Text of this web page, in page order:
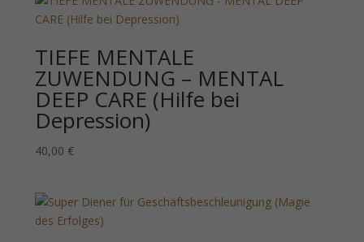
TIEFE MENTALE
ZUWENDUNG – MENTAL
DEEP CARE (Hilfe bei
Depression)
40,00 €